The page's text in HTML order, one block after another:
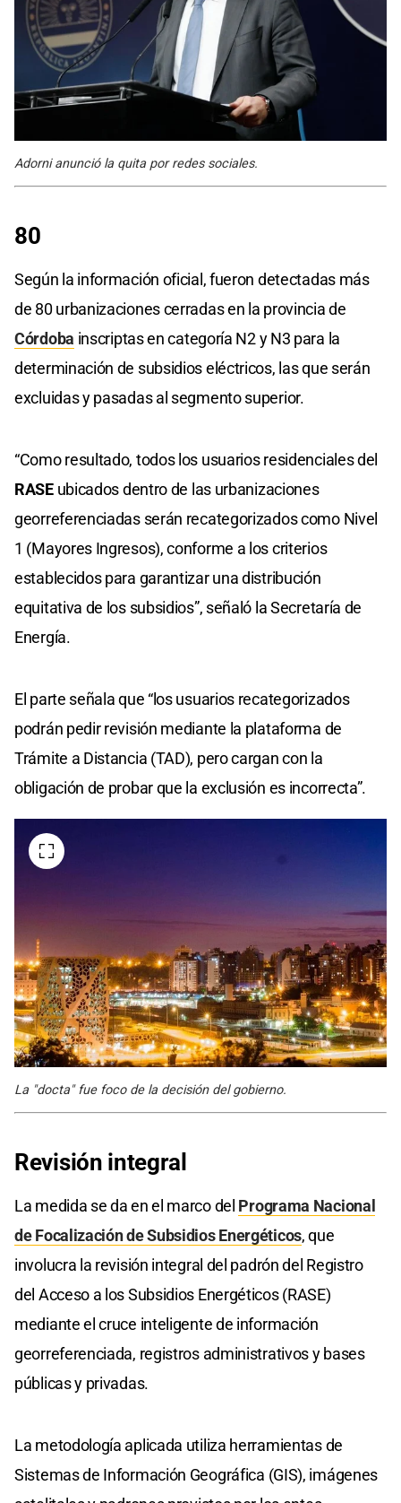
Adorni anunció la quita por redes sociales.
80
Según la información oficial, fueron detectadas más
de 80 urbanizaciones cerradas en la provincia de
Córdoba inscriptas en categoría N2 y N3 para la
determinación de subsidios eléctricos, las que serán
excluidas y pasadas al segmento superior.
“Como resultado, todos los usuarios residenciales del
RASEubicados dentro de las urbanizaciones
georreferenciadas serán recategorizados como Nivel
1 (Mayores Ingresos), conforme a los criterios
establecidos para garantizar una distribución
equitativa de los subsidios”, señaló la Secretaría de
Energía.
El parte señala que “los usuarios recategorizados
podrán pedir revisión mediante la plataforma de
Trámite a Distancia (TAD), pero cargan con la
obligación de probar que la exclusión es incorrecta”.
La "docta" fue foco de la decisión del gobierno.
Revisión integral
La medida se da en el marco del Programa Nacional
de Focalización de Subsidios Energéticos, que
involucra la revisión integral del padrón del Registro
del Acceso a los Subsidios Energéticos (RASE)
mediante el cruce inteligente de información
georreferenciada, registros administrativos y bases
públicas y privadas.
La metodología aplicada utiliza herramientas de
Sistemas de Información Geográfica (GIS), imágenes